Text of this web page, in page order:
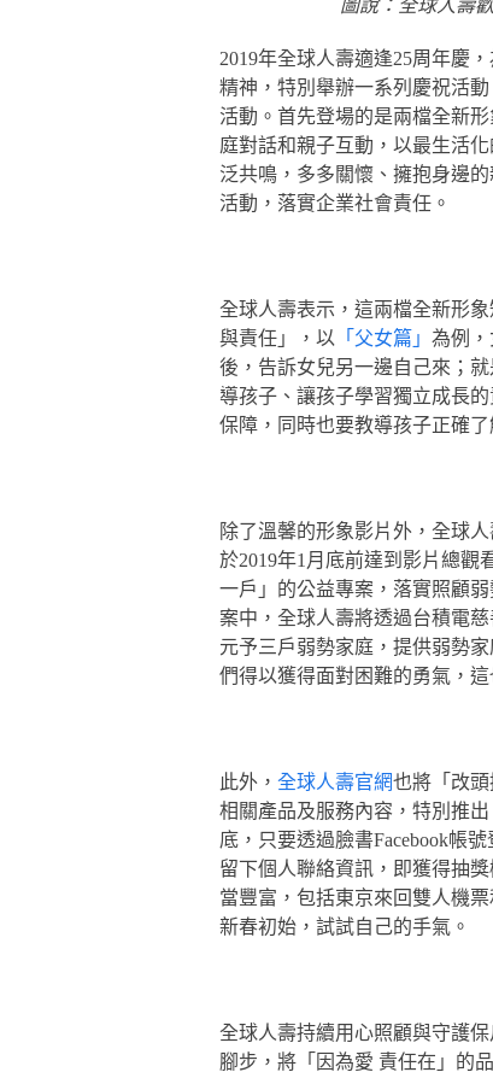
圖說：全球人壽
2019年全球人壽適逢25周年慶
精神，特別舉辦一系列慶祝活
活動。首先登場的是兩檔全新
庭對話和親子互動，以最生活
泛共鳴，多多關懷、擁抱身邊
活動，落實企業社會責任。
全球人壽表示，這兩檔全新形
與責任」，以 「父女篇」 為例
後，告訴女兒另一邊自己來；
導孩子、讓孩子學習獨立成長
保障，同時也要教導孩子正確
除了溫馨的形象影片外，全球
於2019年1月底前達到影片總觀
一戶」的公益專案，落實照顧
案中，全球人壽將透過台積電
元予三戶弱勢家庭，提供弱勢
們得以獲得面對困難的勇氣，
此外， 全球人壽官網也將「改
相關產品及服務內容，特別推
底，只要透過臉書Facebook帳
留下個人聯絡資訊，即獲得抽
當豐富，包括東京來回雙人機
新春初始，試試自己的手氣。
全球人壽持續用心照顧與守護
腳步，將「因為愛 責任在」的